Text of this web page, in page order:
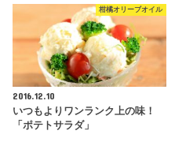
柑橘オリーブオイル
2016.12.10
いつもよりワンランク上の味！
「ポテトサラダ」